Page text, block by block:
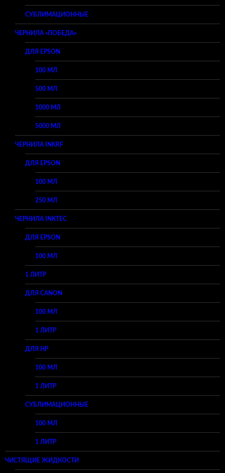
СУБЛИМАЦИОННЫЕ
ЧЕРНИЛА «ПОБЕДА»
ДЛЯ EPSON
100 МЛ
500 МЛ
1000 МЛ
5000 МЛ
ЧЕРНИЛА INKRF
ДЛЯ EPSON
100 МЛ
250 МЛ
ЧЕРНИЛА INKTEC
ДЛЯ EPSON
100 МЛ
1 ЛИТР
ДЛЯ CANON
100 МЛ
1 ЛИТР
ДЛЯ HP
100 МЛ
1 ЛИТР
СУБЛИМАЦИОННЫЕ
100 МЛ
1 ЛИТР
ЧИСТЯЩИЕ ЖИДКОСТИ